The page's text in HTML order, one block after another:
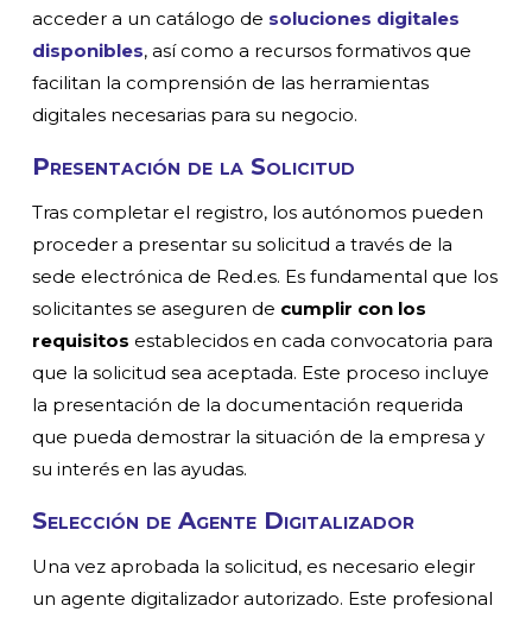
acceder a un catálogo de soluciones digitales
disponibles, así como a recursos formativos que
facilitan la comprensión de las herramientas
digitales necesarias para su negocio.
Presentación de la Solicitud
Tras completar el registro, los autónomos pueden
proceder a presentar su solicitud a través de la
sede electrónica de Red.es. Es fundamental que los
solicitantes se aseguren de cumplir con los
requisitos establecidos en cada convocatoria para
que la solicitud sea aceptada. Este proceso incluye
la presentación de la documentación requerida
que pueda demostrar la situación de la empresa y
su interés en las ayudas.
Selección de Agente Digitalizador
Una vez aprobada la solicitud, es necesario elegir
un agente digitalizador autorizado. Este profesional